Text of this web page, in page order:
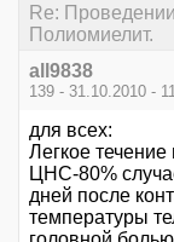
Re:
Полиомиелит.
all9838
139 - 31.10.2010 -
для всех:
Легкое
ЦНС-80%
дней после
температуры